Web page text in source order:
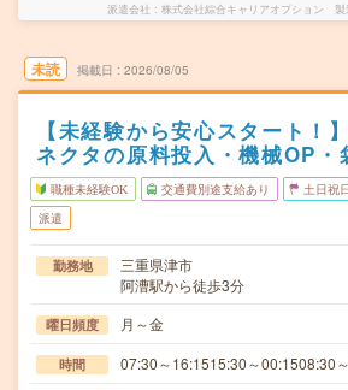
派遣会社 株式会社綜合キャリアオプション 製
未読 掲載日 2026/08/05
【未経験から安心スタート！
ネクタの原料投入・機械OP・
職種未経験OK 交通費別途支給あり 土日祝
派遣
勤務地
三重県津市
阿漕駅から徒歩3分
曜日頻度 月～金
時間 07:30～16:1515:30～00:1508:30